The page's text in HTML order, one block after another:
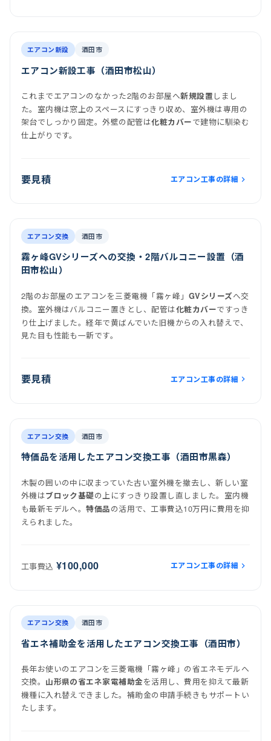
施工後
エアコン新設 酒田市
エアコン新設工事（酒田市松山）
これまでエアコンのなかった2階のお部屋へ新規設置 しまし
た。室内機は窓上のスペースにすっきり収め、室外機は専用の
架台でしっかり固定。外壁の配管は化粧カバーで建物に馴染む
仕上がりです。
要見積 エアコン工事の詳細
施工後
エアコン交換 酒田市
霧ヶ峰GVシリーズへの交換・2階バルコニー設置（酒
田市松山）
2階のお部屋のエアコンを三菱電機「霧ヶ峰」 GVシリーズへ交
換。室外機はバルコニー置きとし、配管は化粧カバーですっき
り仕上げました。経年で黄ばんでいた旧機からの入れ替えで、
見た目も性能も一新です。
要見積 エアコン工事の詳細
施工後
エアコン交換 酒田市
特価品を活用したエアコン交換工事（酒田市黒森）
木製の囲いの中に収まっていた古い室外機を撤去し、新しい室
外機はブロック基礎の上にすっきり設置し直しました。室内機
も最新モデルへ。特価品の活用で、工事費込10万円に費用を抑
えられました。
工事費込 ¥100,000 エアコン工事の詳細
施工後
エアコン交換 酒田市
省エネ補助金を活用したエアコン交換工事（酒田市）
長年お使いのエアコンを三菱電機「霧ヶ峰」の省エネモデルへ
交換。 山形県の省エネ家電補助金を活用し、費用を抑えて最新
機種に入れ替えできました。補助金の申請手続きもサポートい
たします。